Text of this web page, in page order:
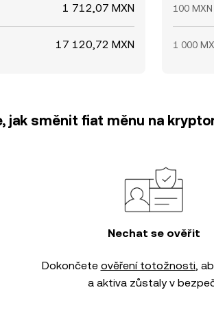
1 712,07 MXN
17 120,72 MXN
100 MXN
1 000
jak směnit fiat měnu na
Nechat se ověřit
Dokončete ověření totožnosti,
a aktiva zůstaly v